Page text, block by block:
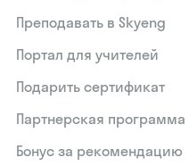
Преподавать в Skyeng
Портал для учителей
Подарить сертификат
Партнерская программа
Бонус за рекомендацию